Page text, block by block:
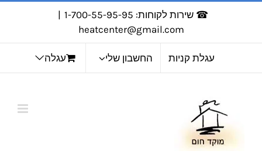
☎ שירות לקוחות: 1-700-55-95-95
|
heatcenter@gmail.com
עגלת קניות החשבון שלי עגלה